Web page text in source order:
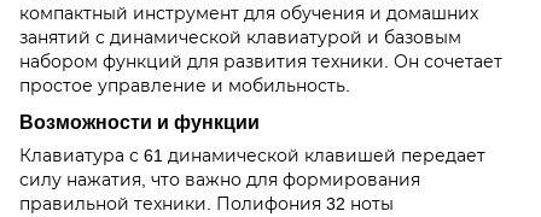
компактный инструмент для обучения и домашних
занятий с динамической клавиатурой и базовым
набором функций для развития техники. Он сочетает
простое управление и мобильность.
Возможности и функции
Клавиатура с 61 динамической клавишей передает
силу нажатия, что важно для формирования
правильной техники. Полифония 32 ноты